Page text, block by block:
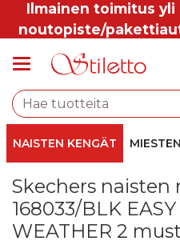
Ilmainen toimitus
noutopiste/
NAISTEN KENGÄT
Skechers naisten
168033/BLK
WEATHER 2